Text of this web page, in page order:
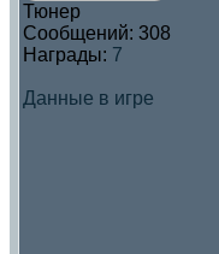
Тюнер
Сообщений: 308
Награды: 7
Данные в игре